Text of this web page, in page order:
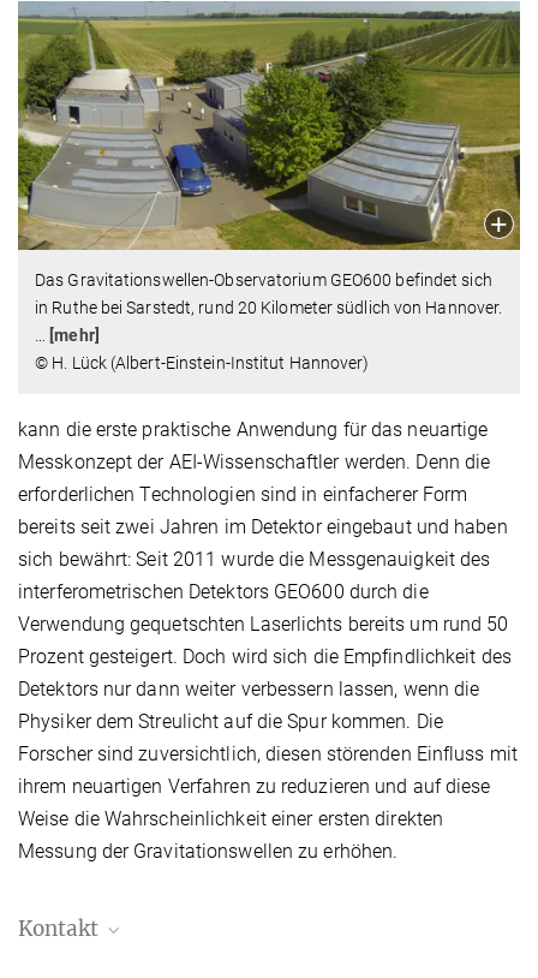
Das Gravitationswellen-Observatorium GEO600 befindet sich
in Ruthe bei Sarstedt, rund 20 Kilometer südlich von Hannover.
… [mehr]
© H. Lück (Albert-Einstein-Institut Hannover)
kann die erste praktische Anwendung für das neuartige
Messkonzept der AEI-Wissenschaftler werden. Denn die
erforderlichen Technologien sind in einfacherer Form
bereits seit zwei Jahren im Detektor eingebaut und haben
sich bewährt: Seit 2011 wurde die Messgenauigkeit des
interferometrischen Detektors GEO600 durch die
Verwendung gequetschten Laserlichts bereits um rund 50
Prozent gesteigert. Doch wird sich die Empfindlichkeit des
Detektors nur dann weiter verbessern lassen, wenn die
Physiker dem Streulicht auf die Spur kommen. Die
Forscher sind zuversichtlich, diesen störenden Einfluss mit
ihrem neuartigen Verfahren zu reduzieren und auf diese
Weise die Wahrscheinlichkeit einer ersten direkten
Messung der Gravitationswellen zu erhöhen.
Kontakt